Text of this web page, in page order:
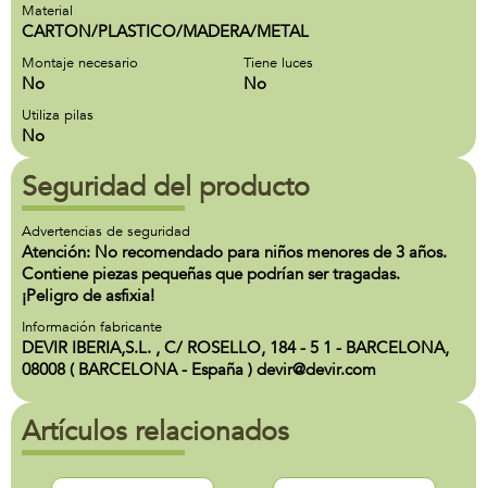
Material
CARTON/PLASTICO/MADERA/METAL
Montaje necesario
No
Tiene luces
No
Utiliza pilas
No
Seguridad del producto
Advertencias de seguridad
Atención: No recomendado para niños menores de 3 años.
Contiene piezas pequeñas que podrían ser tragadas.
¡Peligro de asfixia!
Información fabricante
DEVIR IBERIA,S.L. , C/ ROSELLO, 184 - 5 1 - BARCELONA,
08008 ( BARCELONA - España ) devir@devir.com
Artículos relacionados